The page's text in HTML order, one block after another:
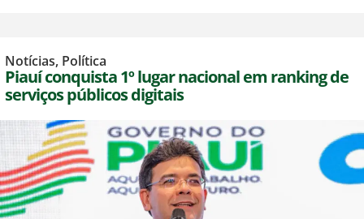
Notícias, Política
Piauí conquista 1º lugar nacional em ranking de
serviços públicos digitais